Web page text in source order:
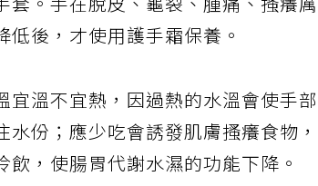
套。手在脫皮、龜裂、腫痛、搔癢
後，才使用護手霜保養。
宜溫不宜熱，因過熱的水溫會使手
水份；應少吃會誘發肌膚搔癢食物
飲，使腸胃代謝水濕的功能下降。